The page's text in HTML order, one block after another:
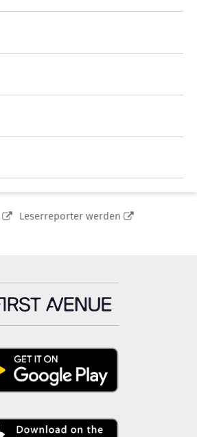
Leserreporter werden